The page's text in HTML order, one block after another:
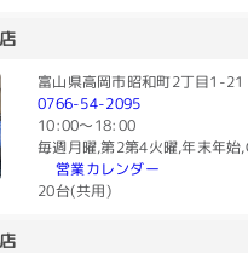
富山県高岡市昭和町2丁目1-21
0766-54-2095
10:00〜18:00
毎週月曜,第2第4火曜,年末年始
営業カレンダー
20台(共用)